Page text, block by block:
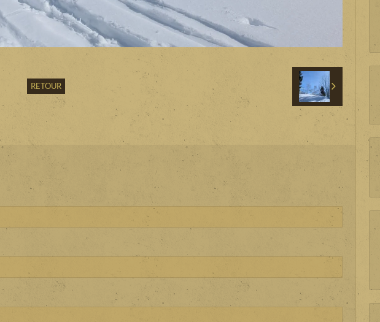
RETOUR